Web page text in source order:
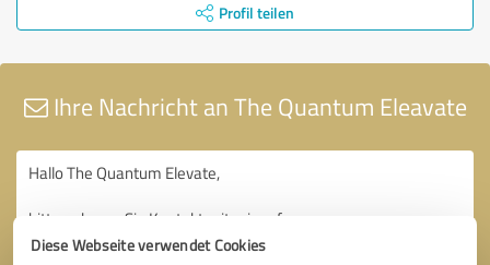
Diese Webseite verwendet Cookies
Profil teilen
Ihre Nachricht an The Quantum Eleavate